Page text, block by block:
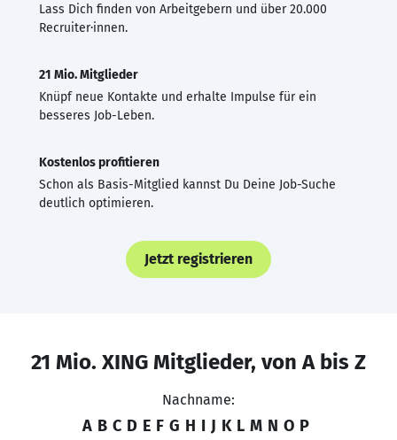
Lass Dich finden von Arbeitgebern und über 20.000
Recruiter·innen.
21 Mio. Mitglieder
Knüpf neue Kontakte und erhalte Impulse für ein
besseres Job-Leben.
Kostenlos profitieren
Schon als Basis-Mitglied kannst Du Deine Job-Suche
deutlich optimieren.
Jetzt registrieren
21 Mio. XING Mitglieder, von A bis Z
Nachname:
A B C D E F G H I J K L M N O P